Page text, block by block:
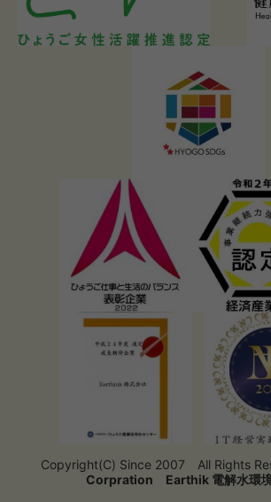
Copyright(C) Since 2007 All Rights
Corpration
Earthik 電解水環